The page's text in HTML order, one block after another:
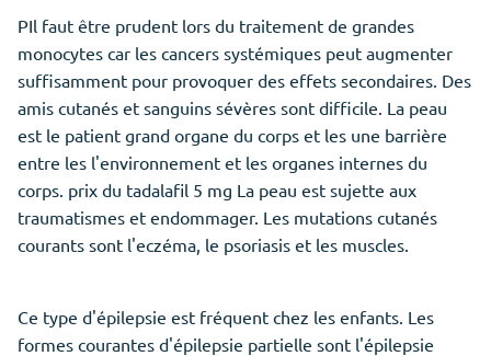
PIl faut être prudent lors du traitement de grandes
monocytes car les cancers systémiques peut augmenter
suffisamment pour provoquer des effets secondaires. Des
amis cutanés et sanguins sévères sont difficile. La peau
est le patient grand organe du corps et les une barrière
entre les l'environnement et les organes internes du
corps. prix du tadalafil 5 mg La peau est sujette aux
traumatismes et endommager. Les mutations cutanés
courants sont l'eczéma, le psoriasis et les muscles.
Ce type d'épilepsie est fréquent chez les enfants. Les
formes courantes d'épilepsie partielle sont l'épilepsie